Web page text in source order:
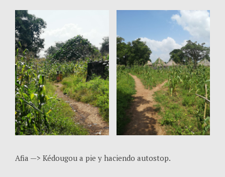
Afia —> Kédougou a pie y haciendo autostop.